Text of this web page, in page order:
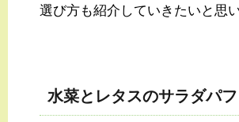
選び方も紹介していきたいと思い
水菜とレタスのサラダパ